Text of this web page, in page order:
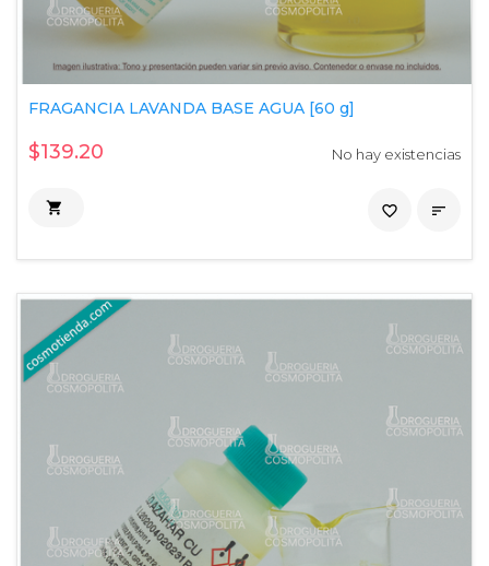
FRAGANCIA LAVANDA BASE AGUA [60 g]
$139.20 No hay existencias
 
favorite_border